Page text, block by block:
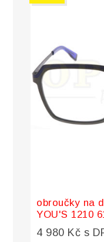
obroučky na
YOU'S 1210
4 980 Kč s